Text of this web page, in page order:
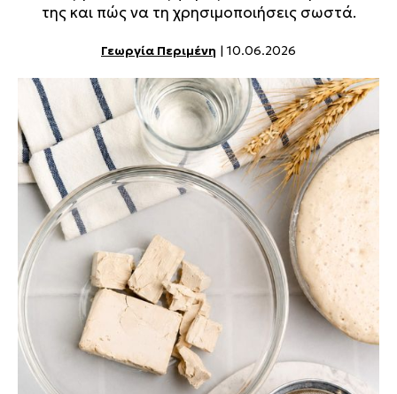
της και πώς να τη χρησιμοποιήσεις σωστά.
Γεωργία Περιμένη | 10.06.2026